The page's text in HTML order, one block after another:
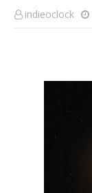
indieoclock